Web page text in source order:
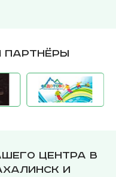
партнёры
центра в
и